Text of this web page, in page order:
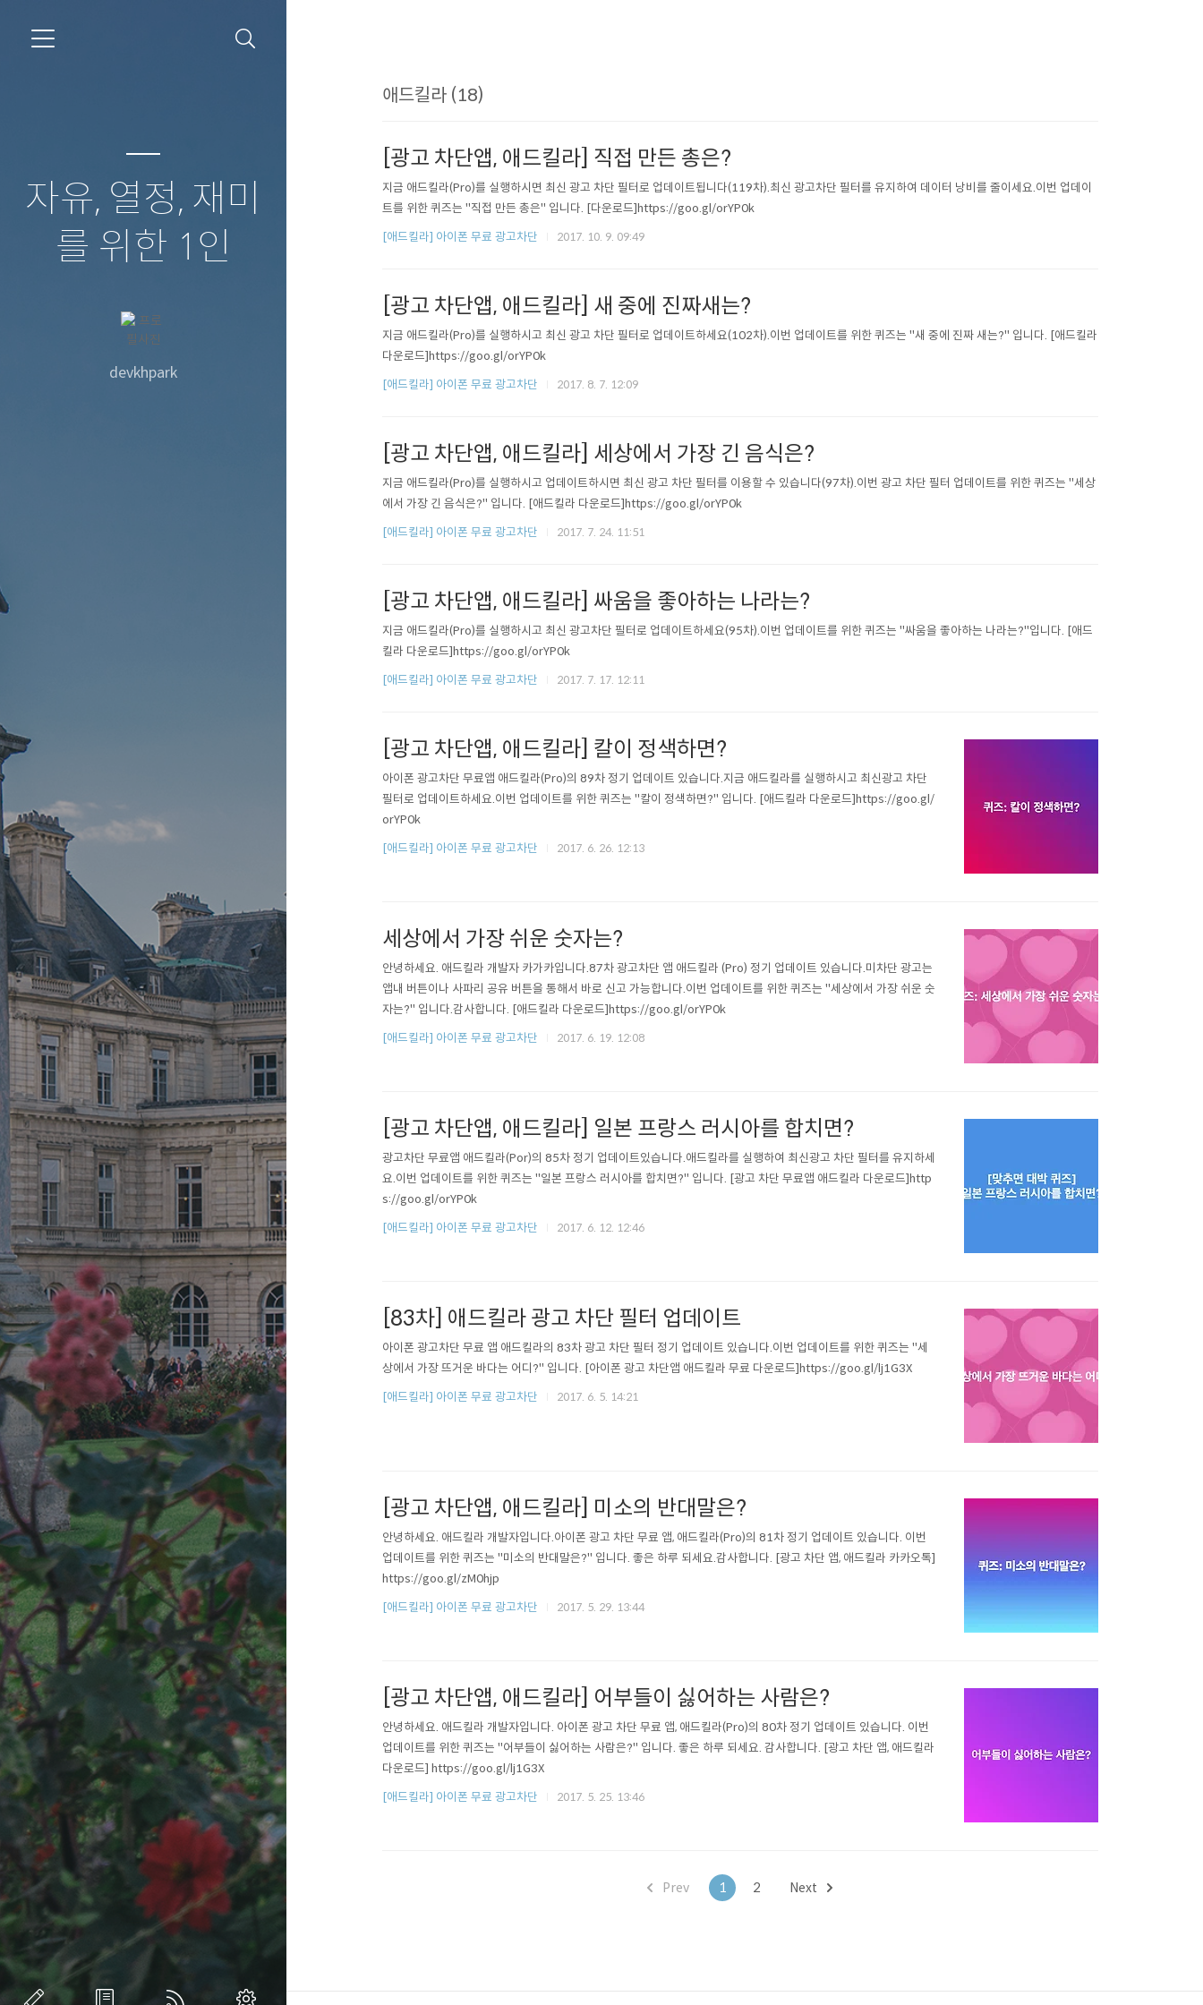
자유, 열정, 재미
를 위한 1인
devkhpark
애드킬라 (18)
[광고 차단앱, 애드킬라] 직접 만든 총은?
지금 애드킬라(Pro)를 실행하시면 최신 광고 차단 필터로 업데이트됩니다(119차).최신 광고차단 필터를 유지하여 데이터 낭비를 줄이세요.이번 업데이
트를 위한 퀴즈는 "직접 만든 총은" 입니다. [다운로드]https://goo.gl/orYP0k
[애드킬라] 아이폰 무료 광고차단
2017. 10. 9. 09:49
[광고 차단앱, 애드킬라] 새 중에 진짜새는?
지금 애드킬라(Pro)를 실행하시고 최신 광고 차단 필터로 업데이트하세요(102차).이번 업데이트를 위한 퀴즈는 "새 중에 진짜 새는?" 입니다. [애드킬라
다운로드]https://goo.gl/orYP0k
[애드킬라] 아이폰 무료 광고차단
2017. 8. 7. 12:09
[광고 차단앱, 애드킬라] 세상에서 가장 긴 음식은?
지금 애드킬라(Pro)를 실행하시고 업데이트하시면 최신 광고 차단 필터를 이용할 수 있습니다(97차).이번 광고 차단 필터 업데이트를 위한 퀴즈는 "세상
에서 가장 긴 음식은?" 입니다. [애드킬라 다운로드]https://goo.gl/orYP0k
[애드킬라] 아이폰 무료 광고차단
2017. 7. 24. 11:51
[광고 차단앱, 애드킬라] 싸움을 좋아하는 나라는?
지금 애드킬라(Pro)를 실행하시고 최신 광고차단 필터로 업데이트하세요(95차).이번 업데이트를 위한 퀴즈는 "싸움을 좋아하는 나라는?"입니다. [애드
킬라 다운로드]https://goo.gl/orYP0k
[애드킬라] 아이폰 무료 광고차단
2017. 7. 17. 12:11
[광고 차단앱, 애드킬라] 칼이 정색하면?
아이폰 광고차단 무료앱 애드킬라(Pro)의 89차 정기 업데이트 있습니다.지금 애드킬라를 실행하시고 최신광고 차단
필터로 업데이트하세요.이번 업데이트를 위한 퀴즈는 "칼이 정색하면?" 입니다. [애드킬라 다운로드]https://goo.gl/
orYP0k
[애드킬라] 아이폰 무료 광고차단
2017. 6. 26. 12:13
세상에서 가장 쉬운 숫자는?
안녕하세요. 애드킬라 개발자 카가카입니다.87차 광고차단 앱 애드킬라 (Pro) 정기 업데이트 있습니다.미차단 광고는
앱내 버튼이나 사파리 공유 버튼을 통해서 바로 신고 가능합니다.이번 업데이트를 위한 퀴즈는 "세상에서 가장 쉬운 숫
자는?" 입니다.감사합니다. [애드킬라 다운로드]https://goo.gl/orYP0k
[애드킬라] 아이폰 무료 광고차단
2017. 6. 19. 12:08
[광고 차단앱, 애드킬라] 일본 프랑스 러시아를 합치면?
광고차단 무료앱 애드킬라(Por)의 85차 정기 업데이트있습니다.애드킬라를 실행하여 최신광고 차단 필터를 유지하세
요.이번 업데이트를 위한 퀴즈는 "일본 프랑스 러시아를 합치면?" 입니다. [광고 차단 무료앱 애드킬라 다운로드]http
s://goo.gl/orYP0k
[애드킬라] 아이폰 무료 광고차단
2017. 6. 12. 12:46
[83차] 애드킬라 광고 차단 필터 업데이트
아이폰 광고차단 무료 앱 애드킬라의 83차 광고 차단 필터 정기 업데이트 있습니다.이번 업데이트를 위한 퀴즈는 "세
상에서 가장 뜨거운 바다는 어디?" 입니다. [아이폰 광고 차단앱 애드킬라 무료 다운로드]https://goo.gl/lj1G3X
[애드킬라] 아이폰 무료 광고차단
2017. 6. 5. 14:21
[광고 차단앱, 애드킬라] 미소의 반대말은?
안녕하세요. 애드킬라 개발자입니다.아이폰 광고 차단 무료 앱, 애드킬라(Pro)의 81차 정기 업데이트 있습니다. 이번
업데이트를 위한 퀴즈는 "미소의 반대말은?" 입니다. 좋은 하루 되세요.감사합니다. [광고 차단 앱, 애드킬라 카카오톡]
https://goo.gl/zM0hjp
[애드킬라] 아이폰 무료 광고차단
2017. 5. 29. 13:44
[광고 차단앱, 애드킬라] 어부들이 싫어하는 사람은?
안녕하세요. 애드킬라 개발자입니다. 아이폰 광고 차단 무료 앱, 애드킬라(Pro)의 80차 정기 업데이트 있습니다. 이번
업데이트를 위한 퀴즈는 "어부들이 싫어하는 사람은?" 입니다. 좋은 하루 되세요. 감사합니다. [광고 차단 앱, 애드킬라
다운로드] https://goo.gl/lj1G3X
[애드킬라] 아이폰 무료 광고차단
2017. 5. 25. 13:46
Prev 1 2 Next